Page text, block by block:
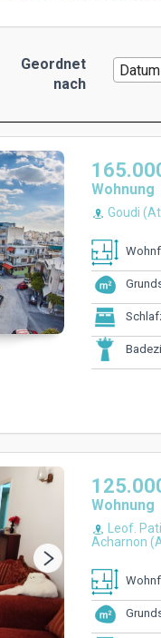
Geordnet
nach
Wohnung
Goudi
Wohnung
Leof.
Acharnon